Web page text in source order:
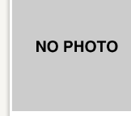
すること、何でもご